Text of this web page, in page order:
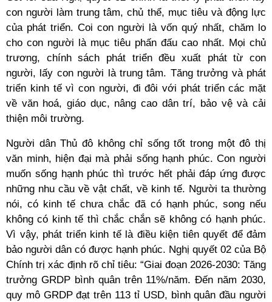
con người làm trung tâm, chủ thể, mục tiêu và động lực
của phát triển. Coi con người là vốn quý nhất, chăm lo
cho con người là mục tiêu phấn đấu cao nhất. Mọi chủ
trương, chính sách phát triển đều xuất phát từ con
người, lấy con người là trung tâm. Tăng trưởng và phát
triển kinh tế vì con người, đi đôi với phát triển các mặt
về văn hoá, giáo dục, nâng cao dân trí, bảo vệ và cải
thiện môi trường.
Người dân Thủ đô không chỉ sống tốt trong một đô thị
văn minh, hiện đại mà phải sống hạnh phúc. Con người
muốn sống hạnh phúc thì trước hết phải đáp ứng được
những nhu cầu về vật chất, về kinh tế. Người ta thường
nói, có kinh tế chưa chắc đã có hạnh phúc, song nếu
không có kinh tế thì chắc chắn sẽ không có hạnh phúc.
Vì vậy, phát triển kinh tế là điều kiện tiên quyết để đảm
bảo người dân có được hạnh phúc. Nghị quyết 02 của Bộ
Chính trị xác định rõ chỉ tiêu: “Giai đoạn 2026-2030: Tăng
trưởng GRDP bình quân trên 11%/năm. Đến năm 2030,
quy mô GRDP đạt trên 113 tỉ USD, bình quân đầu người